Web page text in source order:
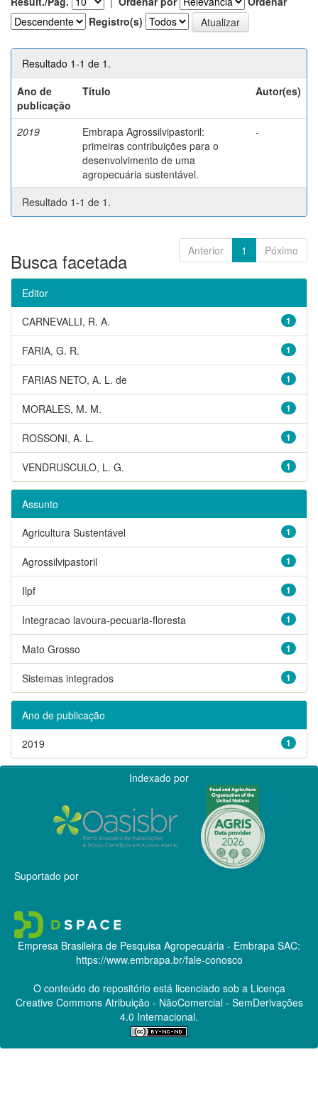
Registro(s)
Resultado 1-1 de 1.
Ano de
publicação
Título Autor(es)
2019
Embrapa Agrossilvipastoril:
primeiras contribuições para o
desenvolvimento de uma
agropecuária sustentável.
-
Resultado 1-1 de 1.
Anterior 1 Póximo
Busca facetada
Editor
1
CARNEVALLI, R. A.
1
FARIA, G. R.
1
FARIAS NETO, A. L. de
1
MORALES, M. M.
1
ROSSONI, A. L.
1
VENDRUSCULO, L. G.
Assunto
1
Agricultura Sustentável
1
Agrossilvipastoril
1
Ilpf
1
Integracao lavoura-pecuaria-floresta
1
Mato Grosso
1
Sistemas integrados
Ano de publicação
1
2019
Indexado por
Suportado por
Empresa Brasileira de Pesquisa Agropecuária - Embrapa SAC:
https://www.embrapa.br/fale-conosco
O conteúdo do repositório está licenciado sob a Licença
Creative CommonsAtribuição - NãoComercial - SemDerivações
4.0 Internacional.